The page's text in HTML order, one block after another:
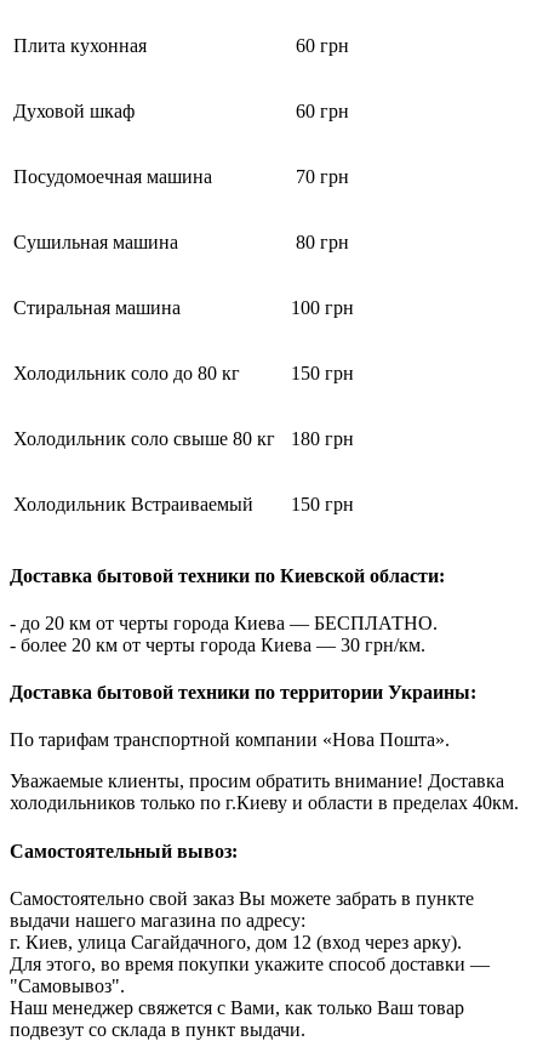
Плита кухонная 60 грн
Духовой шкаф 60 грн
Посудомоечная машина 70 грн
Сушильная машина 80 грн
Стиральная машина 100 грн
Холодильник соло до 80 кг 150 грн
Холодильник соло свыше 80 кг 180 грн
Холодильник Встраиваемый 150 грн
Доставка бытовой техники по Киевской области:
- до 20 км от черты города Киева — БЕСПЛАТНО.
- более 20 км от черты города Киева — 30 грн/км.
Доставка бытовой техники по территории Украины:
По тарифам транспортной компании «Нова Пошта».
Уважаемые клиенты, просим обратить внимание! Доставка
холодильников только по г.Киеву и области в пределах 40км.
Самостоятельный вывоз:
Самостоятельно свой заказ Вы можете забрать в пункте
выдачи нашего магазина по адресу:
г. Киев, улица Сагайдачного, дом 12 (вход через арку).
Для этого, во время покупки укажите способ доставки —
"Самовывоз".
Наш менеджер свяжется с Вами, как только Ваш товар
подвезут со склада в пункт выдачи.